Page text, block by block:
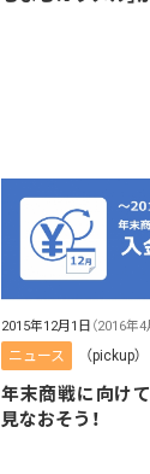
2015年12月1日 （2016年
ニュース （pickup）
年末商戦に向け
見なおそう！